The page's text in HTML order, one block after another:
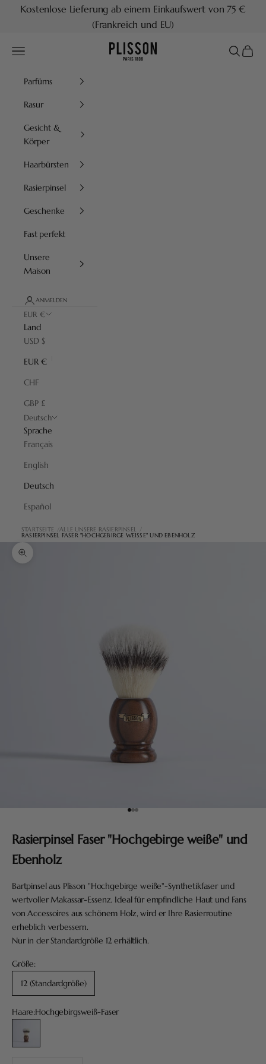
Zum Inhalt springen
Kostenlose Lieferung ab einem Einkaufswert von 75 €
(Frankreich und EU)
Plisson 1808
Menü Suchen
Parfüms
Rasur
Gesicht &
Körper
Haarbürsten
Rasierpinsel
Geschenke
Fast perfekt
Unsere
Maison
ANMELDEN
EUR €
Land
USD $
EUR €
CHF
GBP £
Deutsch
Sprache
Français
English
Deutsch
Español
STARTSEITE ALLE UNSERE RASIERPINSEL
RASIERPINSEL FASER "HOCHGEBIRGE WEISSE" UND EBENHOLZ
Bild vergrößern
Gehe zu Element 1
Gehe zu Element 2
Gehe zu Element 3
Rasierpinsel Faser "Hochgebirge weiße" und
Ebenholz
Bartpinsel aus Plisson "Hochgebirge weiße"-Synthetikfaser und
wertvoller Makassar-Essenz. Ideal für empfindliche Haut und Fans
von Accessoires aus schönem Holz, wird er Ihre Rasierroutine
erheblich verbessern.
Nur in der Standardgröße 12 erhältlich.
Größe:
12 (Standardgröße)
Haare:Hochgebirgsweiß-Faser